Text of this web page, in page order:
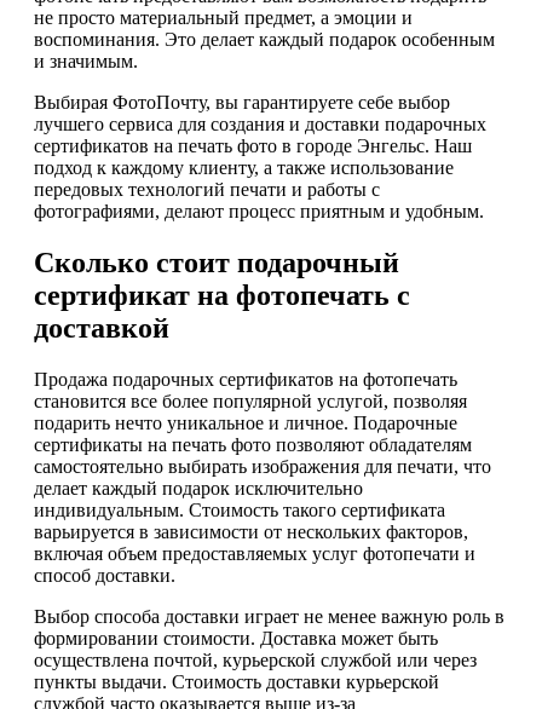
не просто материальный предмет, а эмоции и
воспоминания. Это делает каждый подарок особенным
и значимым.
Выбирая ФотоПочту, вы гарантируете себе выбор
лучшего сервиса для создания и доставки подарочных
сертификатов на печать фото в городе Энгельс. Наш
подход к каждому клиенту, а также использование
передовых технологий печати и работы с
фотографиями, делают процесс приятным и удобным.
Сколько стоит подарочный
сертификат на фотопечать с
доставкой
Продажа подарочных сертификатов на фотопечать
становится все более популярной услугой, позволяя
подарить нечто уникальное и личное. Подарочные
сертификаты на печать фото позволяют обладателям
самостоятельно выбирать изображения для печати, что
делает каждый подарок исключительно
индивидуальным. Стоимость такого сертификата
варьируется в зависимости от нескольких факторов,
включая объем предоставляемых услуг фотопечати и
способ доставки.
Выбор способа доставки играет не менее важную роль в
формировании стоимости. Доставка может быть
осуществлена почтой, курьерской службой или через
пункты выдачи. Стоимость доставки курьерской
службой часто оказывается выше из-за